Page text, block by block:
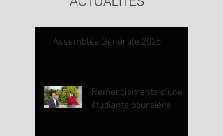
Assemblée Générale 2025
Remerciements d'une
étudiante boursière